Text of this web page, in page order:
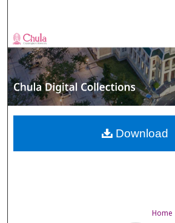
Browse
My Account
About
Digital Commons
Home
Download